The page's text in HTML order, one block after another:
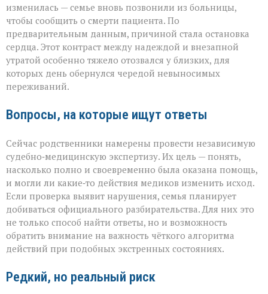
изменилась — семье вновь позвонили из больницы,
чтобы сообщить о смерти пациента. По
предварительным данным, причиной стала остановка
сердца. Этот контраст между надеждой и внезапной
утратой особенно тяжело отозвался у близких, для
которых день обернулся чередой невыносимых
переживаний.
Вопросы, на которые ищут ответы
Сейчас родственники намерены провести независимую
судебно‑медицинскую экспертизу. Их цель — понять,
насколько полно и своевременно была оказана помощь,
и могли ли какие‑то действия медиков изменить исход.
Если проверка выявит нарушения, семья планирует
добиваться официального разбирательства. Для них это
не только способ найти ответы, но и возможность
обратить внимание на важность чёткого алгоритма
действий при подобных экстренных состояниях.
Редкий, но реальный риск